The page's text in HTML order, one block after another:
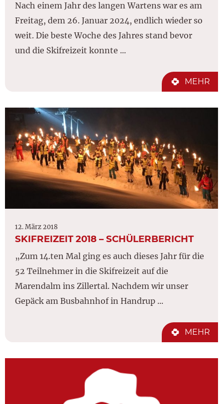
Nach einem Jahr des langen Wartens war es am
Freitag, dem 26. Januar 2024, endlich wieder so
weit. Die beste Woche des Jahres stand bevor
und die Skifreizeit konnte ...
MEHR
12. März 2018
SKIFREIZEIT 2018 – SCHÜLERBERICHT
„Zum 14.ten Mal ging es auch dieses Jahr für die
52 Teilnehmer in die Skifreizeit auf die
Marendalm ins Zillertal. Nachdem wir unser
Gepäck am Busbahnhof in Handrup ...
MEHR